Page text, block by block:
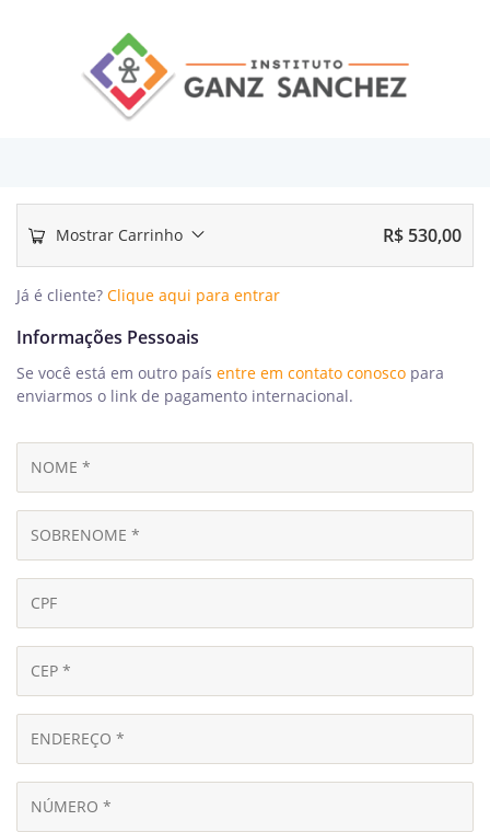
Mostrar Carrinho R$ 530,00
Já é cliente? Clique aqui para entrar
Informações Pessoais
Se você está em outro país entre em contato conosco para
enviarmos o link de pagamento internacional.